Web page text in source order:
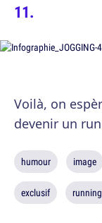
Voilà, on
devenir un
humour image
exclusif